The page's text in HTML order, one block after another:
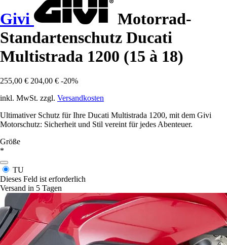
Givi
Motorrad-
Standartenschutz Ducati
Multistrada 1200 (15 à 18)
255,00 € 204,00 € -20%
inkl. MwSt. zzgl. Versandkosten
Ultimativer Schutz für Ihre Ducati Multistrada 1200, mit dem Givi
Motorschutz: Sicherheit und Stil vereint für jedes Abenteuer.
Größe
*
TU
Dieses Feld ist erforderlich
Versand in 5 Tagen